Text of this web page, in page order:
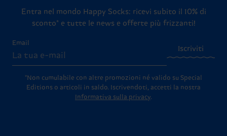
Entra nel mondo Happy Socks: ricevi subito il 10% di
sconto* e tutte le news e offerte più frizzanti!
Email
Iscriviti
*Non cumulabile con altre promozioni né valido su Special
Editions o articoli in saldo.
Iscrivendoti, accetti la nostra
Informativa sulla privacy.